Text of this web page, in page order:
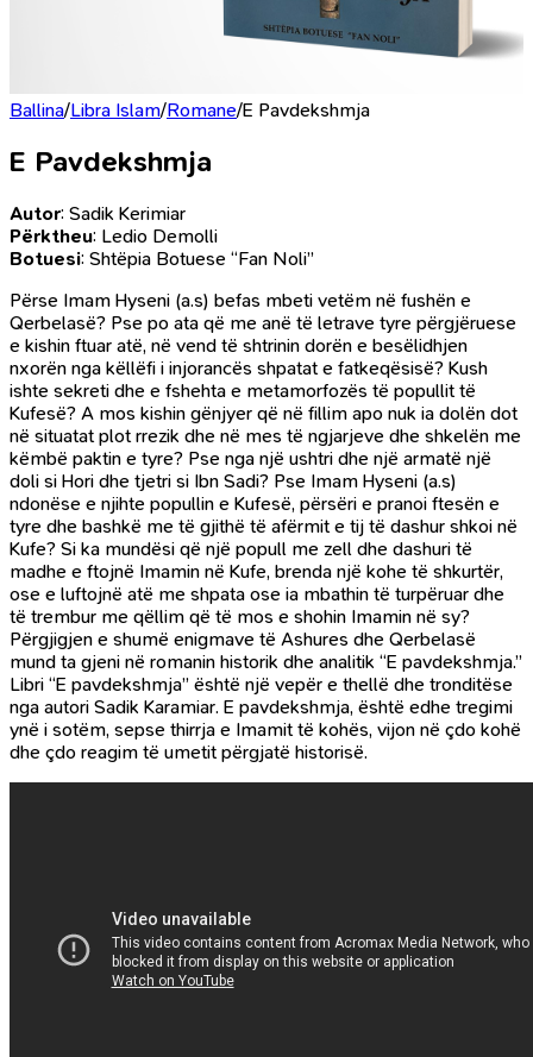
Ballina/Libra Islam/Romane/E Pavdekshmja
E Pavdekshmja
Autor: Sadik Kerimiar
Përktheu: Ledio Demolli
Botuesi: Shtëpia Botuese “Fan Noli”
Përse Imam Hyseni (a.s) befas mbeti vetëm në fushën e
Qerbelasë? Pse po ata që me anë të letrave tyre përgjëruese
e kishin ftuar atë, në vend të shtrinin dorën e besëlidhjen
nxorën nga këllëfi i injorancës shpatat e fatkeqësisë? Kush
ishte sekreti dhe e fshehta e metamorfozës të popullit të
Kufesë? A mos kishin gënjyer që në fillim apo nuk ia dolën dot
në situatat plot rrezik dhe në mes të ngjarjeve dhe shkelën me
këmbë paktin e tyre? Pse nga një ushtri dhe një armatë një
doli si Hori dhe tjetri si Ibn Sadi? Pse Imam Hyseni (a.s)
ndonëse e njihte popullin e Kufesë, përsëri e pranoi ftesën e
tyre dhe bashkë me të gjithë të afërmit e tij të dashur shkoi në
Kufe? Si ka mundësi që një popull me zell dhe dashuri të
madhe e ftojnë Imamin në Kufe, brenda një kohe të shkurtër,
ose e luftojnë atë me shpata ose ia mbathin të turpëruar dhe
të trembur me qëllim që të mos e shohin Imamin në sy?
Përgjigjen e shumë enigmave të Ashures dhe Qerbelasë
mund ta gjeni në romanin historik dhe analitik “E pavdekshmja.”
Libri “E pavdekshmja” është një vepër e thellë dhe tronditëse
nga autori Sadik Karamiar. E pavdekshmja, është edhe tregimi
ynë i sotëm, sepse thirrja e Imamit të kohës, vijon në çdo kohë
dhe çdo reagim të umetit përgjatë historisë.